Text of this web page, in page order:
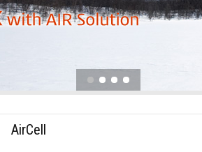
AirCell